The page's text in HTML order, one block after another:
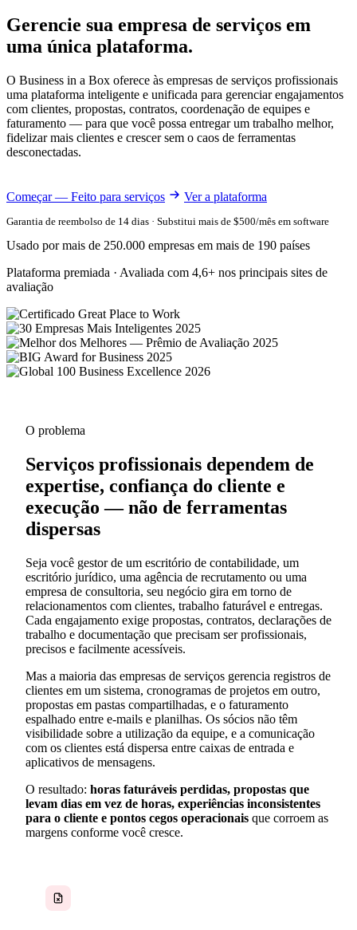
Gerencie sua empresa de serviços em
uma única plataforma.
O Business in a Box oferece às empresas de serviços profissionais
uma plataforma inteligente e unificada para gerenciar engajamentos
com clientes, propostas, contratos, coordenação de equipes e
faturamento — para que você possa entregar um trabalho melhor,
fidelizar mais clientes e crescer sem o caos de ferramentas
desconectadas.
Começar — Feito para serviços Ver a plataforma
Garantia de reembolso de 14 dias · Substitui mais de $500/mês em software
Usado por mais de 250.000 empresas em mais de 190 países
Plataforma premiada · Avaliada com 4,6+ nos principais sites de
avaliação
O problema
Serviços profissionais dependem de
expertise, confiança do cliente e
execução — não de ferramentas
dispersas
Seja você gestor de um escritório de contabilidade, um
escritório jurídico, uma agência de recrutamento ou uma
empresa de consultoria, seu negócio gira em torno de
relacionamentos com clientes, trabalho faturável e entregas.
Cada engajamento exige propostas, contratos, declarações de
trabalho e documentação que precisam ser profissionais,
precisos e facilmente acessíveis.
Mas a maioria das empresas de serviços gerencia registros de
clientes em um sistema, cronogramas de projetos em outro,
propostas em pastas compartilhadas, e o faturamento
espalhado entre e-mails e planilhas. Os sócios não têm
visibilidade sobre a utilização da equipe, e a comunicação
com os clientes está dispersa entre caixas de entrada e
aplicativos de mensagens.
O resultado: horas faturáveis perdidas, propostas que
levam dias em vez de horas, experiências inconsistentes
para o cliente e pontos cegos operacionais que corroem as
margens conforme você cresce.